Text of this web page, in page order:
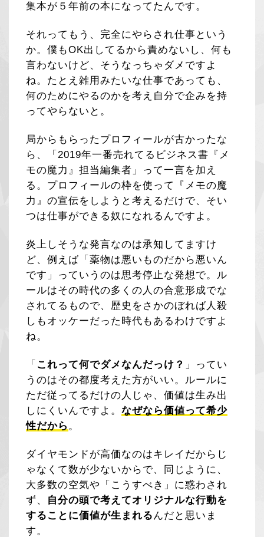
集本が５年前の本になってたんです。
それってもう、完全にやらされ仕事という
か。僕もOK出してるから責めないし、何も
言わないけど、そうなっちゃダメですよ
ね。たとえ雑用みたいな仕事であっても、
何のためにやるのかを考え自分で企みを持
ってやらないと。
局からもらったプロフィールが古かったな
ら、「2019年一番売れてるビジネス書『メ
モの魔力』担当編集者」って一言を加え
る。プロフィールの枠を使って『メモの魔
力』の宣伝をしようと考えるだけで、そい
つは仕事ができる奴になれるんですよ。
炎上しそうな発言なのは承知してますけ
ど、例えば「薬物は悪いものだから悪いん
です」っていうのは思考停止な発想で。ル
ールはその時代の多くの人の合意形成でな
されてるもので、歴史をさかのぼれば人殺
しもオッケーだった時代もあるわけですよ
ね。
「 これって何でダメなんだっけ？ 」ってい
うのはその都度考えた方がいい。ルールに
ただ従ってるだけの人じゃ、価値は生み出
しにくいんですよ。なぜなら価値って希少
性だから 。
ダイヤモンドが高価なのはキレイだからじ
ゃなくて数が少ないからで、同じように、
大多数の空気や「こうすべき」に惑わされ
ず、 自分の頭で考えてオリジナルな行動を
することに価値が生まれるんだと思いま
す。